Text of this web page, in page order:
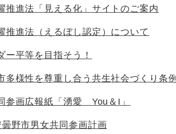
推進法「見える化」サイトのご案内
推進法（えるぼし認定）について
ー平等を目指そう！
多様性を尊重し合う共生社会づくり条例
参画広報紙「湧愛 You＆I」
野市男女共同参画計画